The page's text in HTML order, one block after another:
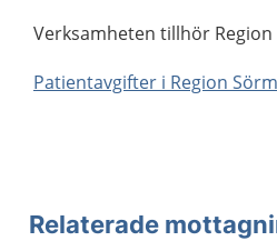
Verksamheten tillhör
Patientavgifter i Region
Relaterade